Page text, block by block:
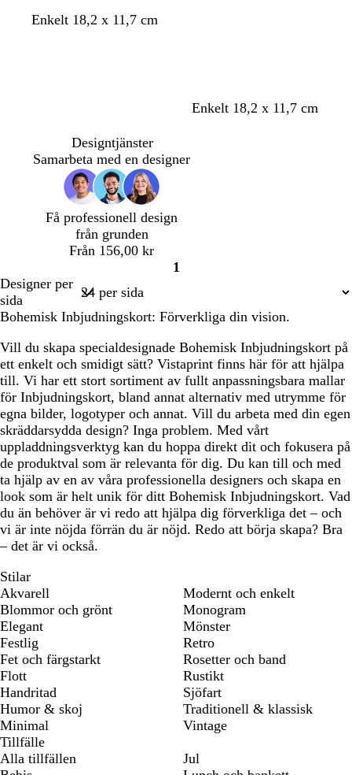
o
k
m
llEnkelt 18,2 x 11,7 cm
v
llv
s
Enkelt 18,2 x 11,7 cm
Designtjänster
Samarbeta med en designer
Få professionell design
från grunden
Från 156,00 kr
Sida
1
Designer per
sida
Bohemisk Inbjudningskort: Förverkliga din vision.
Vill du skapa specialdesignade Bohemisk Inbjudningskort på
ett enkelt och smidigt sätt? Vistaprint finns här för att hjälpa
till. Vi har ett stort sortiment av fullt anpassningsbara mallar
för Inbjudningskort, bland annat alternativ med utrymme för
egna bilder, logotyper och annat. Vill du arbeta med din egen
skräddarsydda design? Inga problem. Med vårt
uppladdningsverktyg kan du hoppa direkt dit och fokusera på
de produktval som är relevanta för dig. Du kan till och med
ta hjälp av en av våra professionella designers och skapa en
look som är helt unik för ditt Bohemisk Inbjudningskort. Vad
du än behöver är vi redo att hjälpa dig förverkliga det – och
vi är inte nöjda förrän du är nöjd. Redo att börja skapa? Bra
– det är vi också.
Stilar
Akvarell
Blommor och grönt
Elegant
Festlig
Fet och färgstarkt
Flott
Handritad
Humor & skoj
Minimal
Modernt och enkelt
Monogram
Mönster
Retro
Rosetter och band
Rustikt
Sjöfart
Traditionell & klassisk
Vintage
Tillfälle
Alla tillfällen
Jul